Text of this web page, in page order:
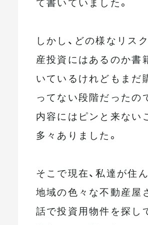
しかし、どの様なリス
産投資にはあるのか書
いているけれどもまだ
ってない段階だったの
内容にはピンと来ない
多々ありました。
そこで現在、私達が住
地域の色々な不動産屋
話で投資用物件を探し